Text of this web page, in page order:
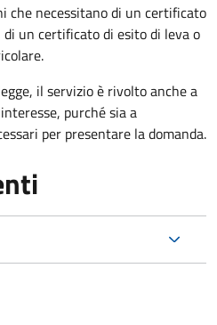
che necessitano di un certificato
un certificato di esito di leva o
il servizio è rivolto anche a
purché sia a
per presentare la domanda.